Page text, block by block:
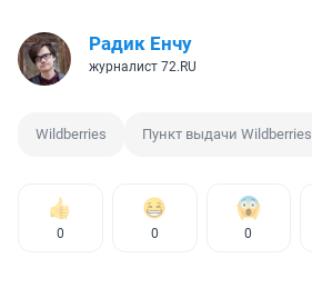
Радик Енчу
журналист 72.RU
Wildberries Пункт выдачи Wildberries
0 0 0